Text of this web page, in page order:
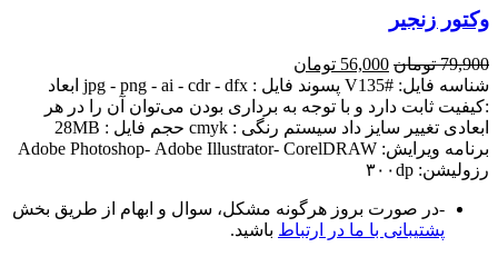
وکتور زنجیر
79,900 تومان قیمت
اصلی:
79,900 تومان
بود.
56,000 تومانقیمت
فعلی:
56,000 تومان.
شناسه فایل: #V135 پسوند فایل : jpg - png - ai - cdr - dfx ابعاد
:کیفیت ثابت دارد و با توجه به برداری بودن می‌توان آن را در هر
ابعادی تغییر سایز داد سیستم رنگی : cmyk حجم فایل : 28MB
برنامه ویرایش: Adobe Photoshop- Adobe Illustrator- CorelDRAW
رزولیشن: ۳۰۰dp
-در صورت بروز هرگونه مشکل، سوال و ابهام از طریق بخش
پشتیبانی با ما در ارتباطباشید.